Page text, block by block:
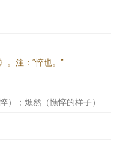
。注：“悴也。”
）；燋然（憔悴的样子）